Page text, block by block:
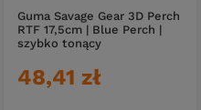
Guma Savage Gear 3D Perch
RTF 17,5cm | Blue Perch |
szybko tonący
48,41 zł